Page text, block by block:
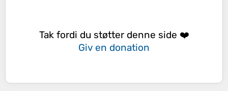
Tak fordi du støtter denne side ❤️
Giv en donation